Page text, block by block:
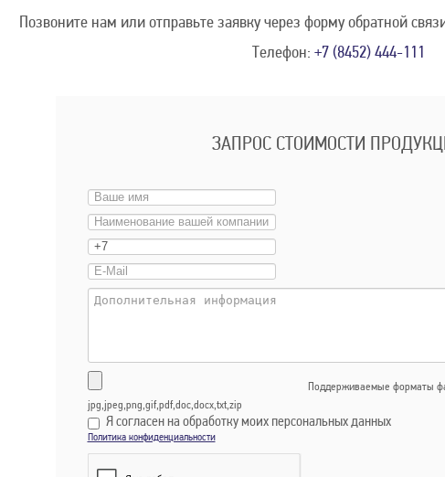
Позвоните нам или отправьте заявку через форму обратной
Телефон: +7 (8452) 444-111
ЗАПРОС СТОИМОСТИ
Поддерживаемые форматы
jpg,jpeg,png,gif,pdf,doc,docx,txt,zip
Я согласен на обработку моих персональных данных
Политика конфиденциальности